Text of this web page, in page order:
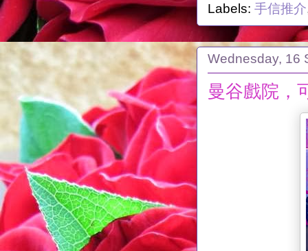
Labels: 手信推介
Wednesday, 16
曼谷戲院，